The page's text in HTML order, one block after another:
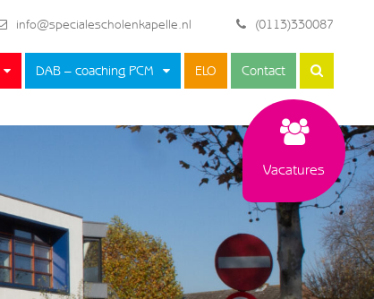
info@specialescholenkapelle.nl (0113)330087
DAB – coaching PCM ELO Contact
Vacatures